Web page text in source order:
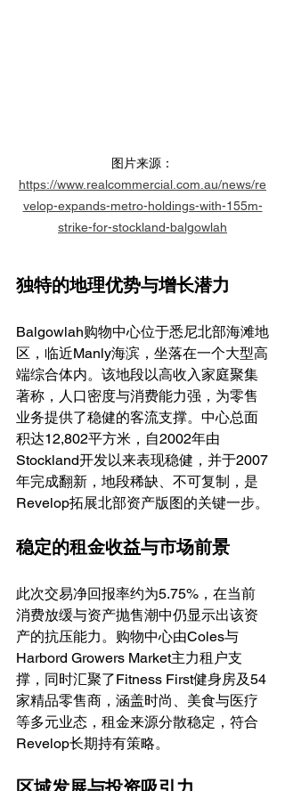
图片来源：
https://www.realcommercial.com.au/news/re
velop-expands-metro-holdings-with-155m-
strike-for-stockland-balgowlah
独特的地理优势与增长潜力
Balgowlah购物中心位于悉尼北部海滩地
区，临近Manly海滨，坐落在一个大型高
端综合体内。该地段以高收入家庭聚集
著称，人口密度与消费能力强，为零售
业务提供了稳健的客流支撑。中心总面
积达12,802平方米，自2002年由
Stockland开发以来表现稳健，并于2007
年完成翻新，地段稀缺、不可复制，是
Revelop拓展北部资产版图的关键一步。
稳定的租金收益与市场前景
此次交易净回报率约为5.75%，在当前
消费放缓与资产抛售潮中仍显示出该资
产的抗压能力。购物中心由Coles与
Harbord Growers Market主力租户支
撑，同时汇聚了Fitness First健身房及54
家精品零售商，涵盖时尚、美食与医疗
等多元业态，租金来源分散稳定，符合
Revelop长期持有策略。